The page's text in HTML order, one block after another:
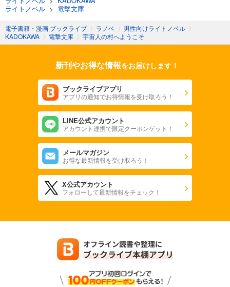
ライトノベル > 電撃文庫
電子書籍・漫画 ブックライブ 〉 ラノベ 〉 男性向けライトノベル 〉
KADOKAWA 〉 電撃文庫 〉 宇宙人の村へようこそ
新刊やお得な情報をお届けします！
ブックライブアプリ
アプリの通知でお得情報を受け取ろう！
LINE公式アカウント
アカウント連携で限定クーポンゲット！
メールマガジン
お得な最新情報を受け取ろう！
X公式アカウント
フォローして最新情報をチェック！